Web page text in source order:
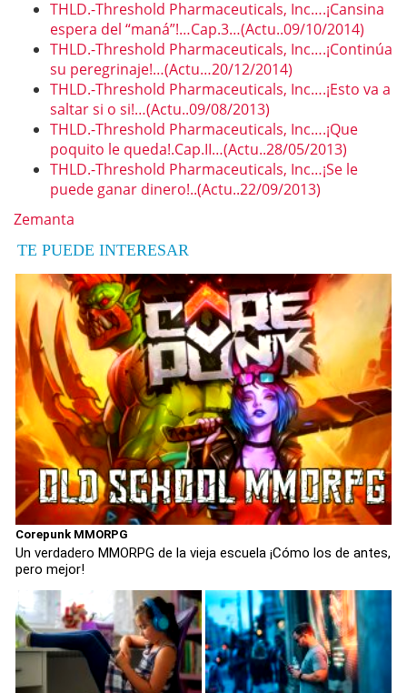
THLD.-Threshold Pharmaceuticals, Inc….¡Cansina
espera del “maná”!…Cap.3…(Actu..09/10/2014)
THLD.-Threshold Pharmaceuticals, Inc….¡Continúa
su peregrinaje!…(Actu…20/12/2014)
THLD.-Threshold Pharmaceuticals, Inc….¡Esto va a
saltar si o si!…(Actu..09/08/2013)
THLD.-Threshold Pharmaceuticals, Inc….¡Que
poquito le queda!.Cap.II…(Actu..28/05/2013)
THLD.-Threshold Pharmaceuticals, Inc…¡Se le
puede ganar dinero!..(Actu..22/09/2013)
Zemanta
TE PUEDE INTERESAR
Corepunk MMORPG
Un verdadero MMORPG de la vieja escuela ¡Cómo los de antes,
pero mejor!